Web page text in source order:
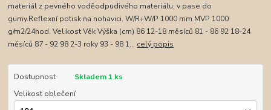
materiál z pevného voděodpudivého materiálu, v pase do
gumy.Reflexní potisk na nohavici. W/R+W/P 1000 mm MVP 1000
g/m2/24hod. Velikost Věk Výška (cm) 86 12-18 měsíců 81 - 86 92 18-24
měsíců 87 - 92 98 2-3 roky 93 - 98 1... celý popis
Dostupnost
Skladem 1 ks
Velikost oblečení